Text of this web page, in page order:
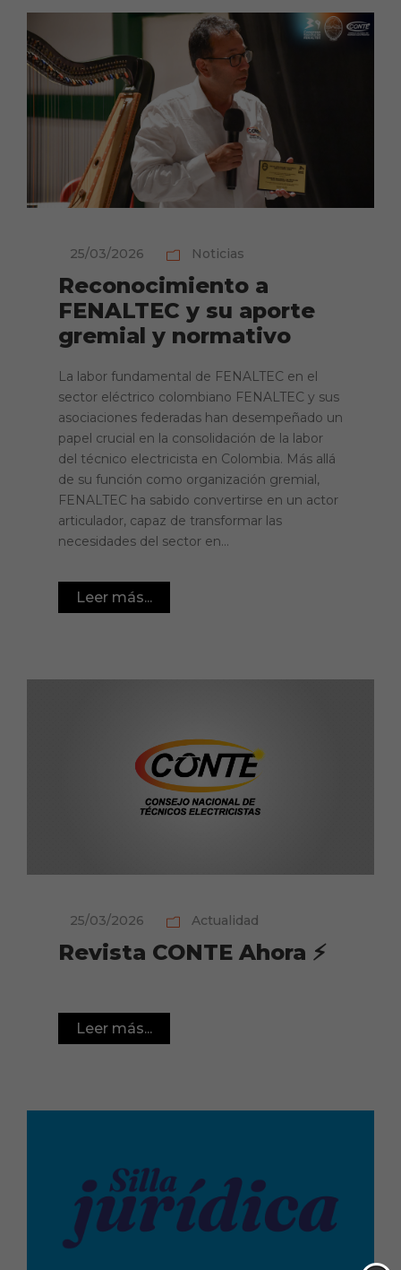
25/03/2026 Noticias
Reconocimiento a
FENALTEC y su aporte
gremial y normativo
La labor fundamental de FENALTEC en el
sector eléctrico colombiano FENALTEC y sus
asociaciones federadas han desempeñado un
papel crucial en la consolidación de la labor
del técnico electricista en Colombia. Más allá
de su función como organización gremial,
FENALTEC ha sabido convertirse en un actor
articulador, capaz de transformar las
necesidades del sector en...
Leer más...
25/03/2026 Actualidad
Revista CONTE Ahora ⚡
Leer más...